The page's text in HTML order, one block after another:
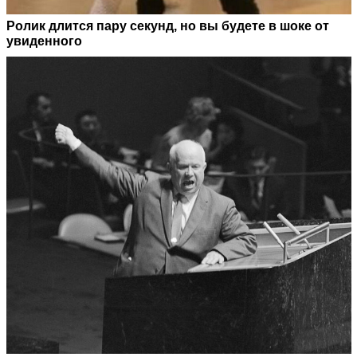
Ролик длится пару секунд, но вы будете в шоке от
увиденного